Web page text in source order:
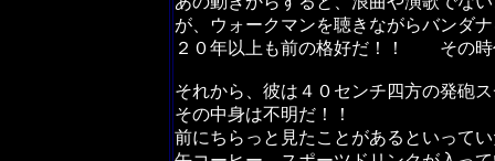
が、ウォークマンを聴きながらバンダ
２０年以上も前の格好だ！！ その時
それから、彼は４０センチ四方の発砲
その中身は不明だ！！
前にちらっと見たことがあるといって